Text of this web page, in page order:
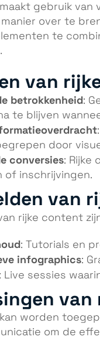
gebruik van
over te
te
van
betrokkenheid:
te blijven
door
conversies: Rijke
of inschrijvingen.
van
rijke content
: Tutorials en
infographics:
: Live sessies
worden
om de